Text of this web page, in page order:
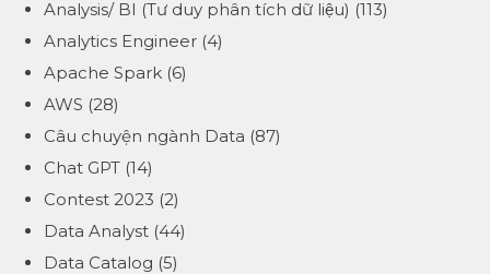
Analysis/ BI (Tư duy phân tích dữ liệu) (113)
Analytics Engineer (4)
Apache Spark (6)
AWS (28)
Câu chuyện ngành Data (87)
Chat GPT (14)
Contest 2023 (2)
Data Analyst (44)
Data Catalog (5)